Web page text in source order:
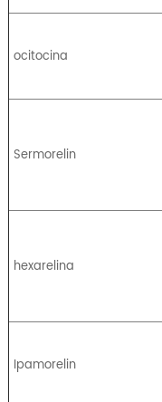
ocitocina
Sermorelin
hexarelina
Ipamorelin